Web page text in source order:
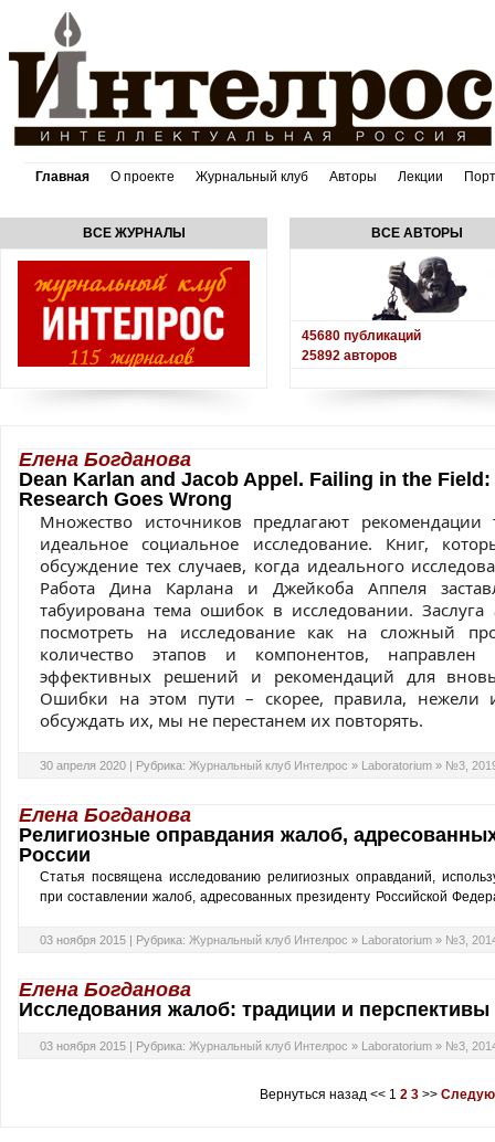
Главная О проекте Журнальный клуб Авторы Лекции
ВСЕ ЖУРНАЛЫ ВСЕ АВТОРЫ
45680 публикаций
25892 авторов
Елена Богданова
Dean Karlan and Jacob Appel. Failing in the
Research Goes Wrong
Множество источников предлагают рекомендации
идеальное социальное исследование. Книг,
обсуждение тех случаев, когда идеального
Работа Дина Карлана и Джейкоба Аппеля
табуирована тема ошибок в исследовании.
посмотреть на исследование как на сложный
количество этапов и компонентов,
эффективных решений и рекомендаций для
Ошибки на этом пути – скорее, правила,
обсуждать их, мы не перестанем их повторять.
30 апреля 2020 | Рубрика: Журнальный клуб Интелрос » Laboratorium » №3,
Елена Богданова
Религиозные оправдания жалоб,
России
Статья посвящена исследованию религиозных оправданий,
при составлении жалоб, адресованных президенту Российской
03 ноября 2015 | Рубрика: Журнальный клуб Интелрос » Laboratorium » №3,
Елена Богданова
Исследования жалоб: традиции и перспективы
03 ноября 2015 | Рубрика: Журнальный клуб Интелрос » Laboratorium » №3,
Вернуться назад<< 1 2 3>>